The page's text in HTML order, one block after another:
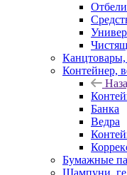
Канцтовары,
Контейнер,
Банка
Ведра
Бумажные
Шампуни,